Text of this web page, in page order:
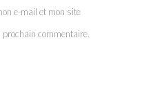
e-mail et mon site
commentaire.